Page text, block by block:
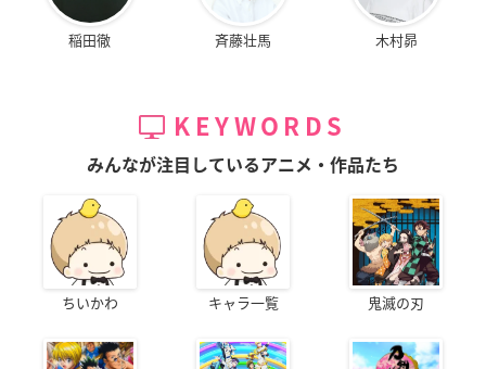
稲田徹 斉藤壮馬 木村昴
KEYWORDS
みんなが注目しているアニメ・作品たち
ちいかわ キャラ一覧 鬼滅の刃